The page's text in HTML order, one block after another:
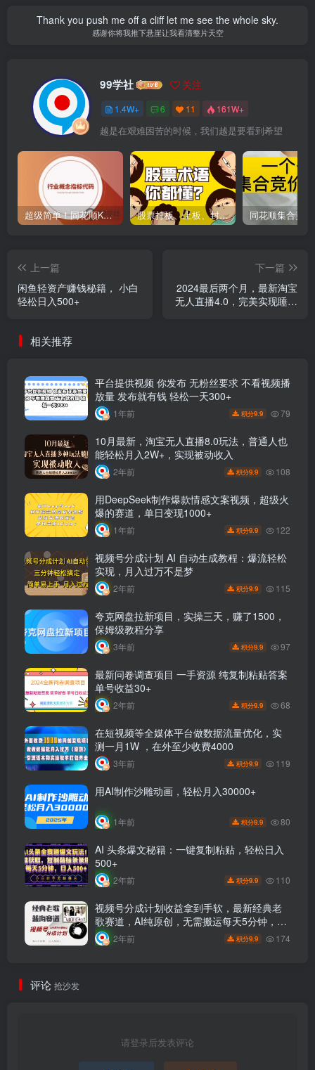
Thank you push me off a cliff let me see the whole sky.
感谢你将我推下悬崖让我看清整片天空
99学社 关注
1.4W+ 6 11 161W+
越是在艰难困苦的时候，我们越是要看到希望
超级简单！同花顺K线界面显示行业概念指标代码图解 股票打板、上板、封板、翘板、炸板是什么意思？炒股你必须懂的暗语！
上一篇
闲鱼轻资产赚钱秘籍， 小白
轻松日入500+
下一篇
2024最后两个月，最新淘宝
无人直播4.0，完美实现睡后
相关推荐
平台提供视频 你发布 无粉丝要求 不看视频播
放量 发布就有钱 轻松一天300+
1年前 积分9.9 79
10月最新，淘宝无人直播8.0玩法，普通人也
能轻松月入2W+，实现被动收入
2年前 积分9.9 108
用DeepSeek制作爆款情感文案视频，超级火
爆的赛道，单日变现1000+
1年前 积分9.9 122
视频号分成计划 AI 自动生成教程：爆流轻松
实现，月入过万不是梦
2年前 积分9.9 115
夸克‬网盘拉新项目，实操‬三天，赚了1500，
保姆级‬教程分享
3年前 积分9.9 97
最新问卷调查项目 一手资源 纯复制粘贴答案
单号收益30+
2年前 积分9.9 68
在短视频等全媒体平台做数据流量优化，实
测一月1W ，在外至少收费4000
3年前 积分9.9 119
用AI制作沙雕动画，轻松月入30000+
1年前 积分9.9 80
AI 头条爆文秘籍：一键复制粘贴，轻松日入
500+
2年前 积分9.9 110
视频号分成计划收益拿到手软，最新经典老
歌赛道，AI纯原创，无需搬运每天5分钟，日
入500+
2年前 积分9.9 174
评论 抢沙发
请登录后发表评论